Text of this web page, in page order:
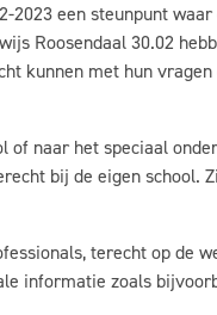
een steunpunt
Roosendaal 30.02
kunnen met hun
naar het speciaal
bij de eigen
terecht op de
informatie zoals